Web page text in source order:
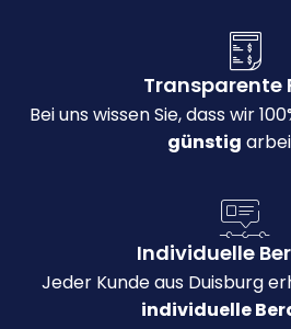
Transparente
Bei uns wissen Sie, dass wir
günstig
Individuelle
Jeder Kunde aus Duisburg
individuelle